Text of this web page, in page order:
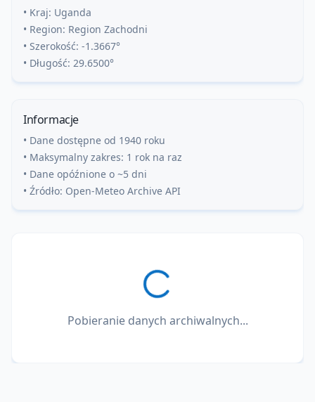
• Kraj: Uganda
• Region: Region Zachodni
• Szerokość: -1.3667°
• Długość: 29.6500°
Informacje
• Dane dostępne od 1940 roku
• Maksymalny zakres: 1 rok na raz
• Dane opóźnione o ~5 dni
• Źródło: Open-Meteo Archive API
Pobieranie danych archiwalnych...